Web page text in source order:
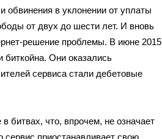
обвинения в уклоне­нии от уплаты
от двух до шести лет. И вновь
решение проблемы. В июне 2015
биткойна. Они оказались
сервиса стали дебетовые
битвах, что, впрочем, не означает
приостанавливает свою